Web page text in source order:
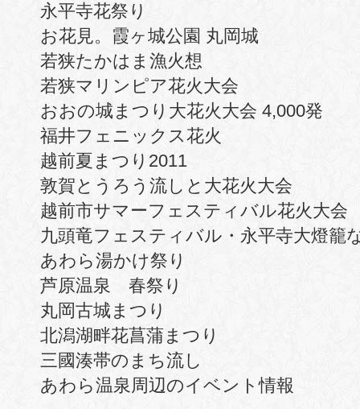
永平寺花祭り
お花見。霞ヶ城公園 丸岡城
若狭たかはま漁火想
若狭マリンピア花火大会
おおの城まつり大花火大会 4,000発
福井フェニックス花火
越前夏まつり2011
敦賀とうろう流しと大花火大会
越前市サマーフェスティバル花火大会
九頭竜フェスティバル・永平寺大燈籠
あわら湯かけ祭り
芦原温泉 春祭り
丸岡古城まつり
北潟湖畔花菖蒲まつり
三國湊帯のまち流し
あわら温泉周辺のイベント情報